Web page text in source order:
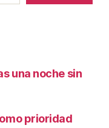
una noche sin
prioridad